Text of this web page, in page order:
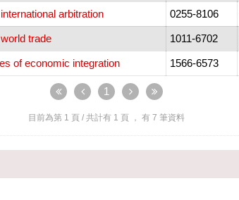
arbitration 0255-8106
trade 1011-6702
of economic integration 1566-6573
1
目前為第 1 頁 / 共計有 1 頁 ， 有 7 筆資料